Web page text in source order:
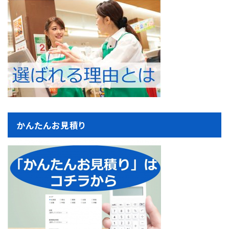
かんたんお見積り